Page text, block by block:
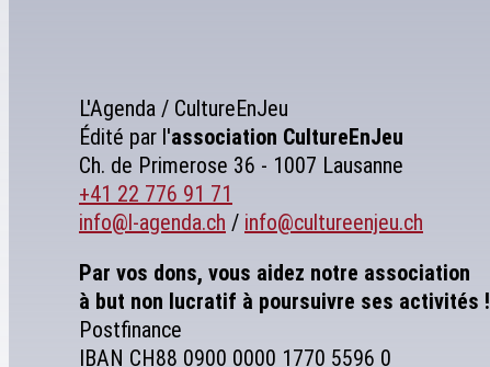
L'Agenda / CultureEnJeu
Édité par l'association CultureEnJeu
Ch. de Primerose 36 - 1007 Lausanne
+41 22 776 91 71
info@l-agenda.ch / info@cultureenjeu.ch
Par vos dons, vous aidez notre association
à but non lucratif à poursuivre ses activités !
Postfinance
IBAN CH88 0900 0000 1770 5596 0